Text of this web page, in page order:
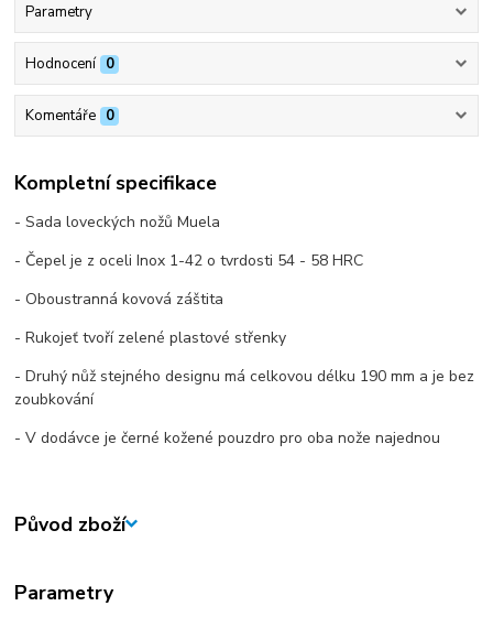
Parametry
Hodnocení 0
Komentáře 0
Kompletní specifikace
- Sada loveckých nožů Muela
- Čepel je z oceli Inox 1-42 o tvrdosti 54 - 58 HRC
- Oboustranná kovová záštita
- Rukojeť tvoří zelené plastové střenky
- Druhý nůž stejného designu má celkovou délku 190 mm a je bez
zoubkování
- V dodávce je černé kožené pouzdro pro oba nože najednou
Původ zboží
Parametry